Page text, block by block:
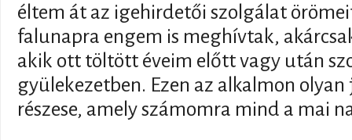
éltem át az igehirdetői szolgálat
falunapra engem is meghívtak,
akik ott töltött éveim előtt vagy után
gyülekezetben. Ezen az alkalmon
részese, amely számomra mind a mai